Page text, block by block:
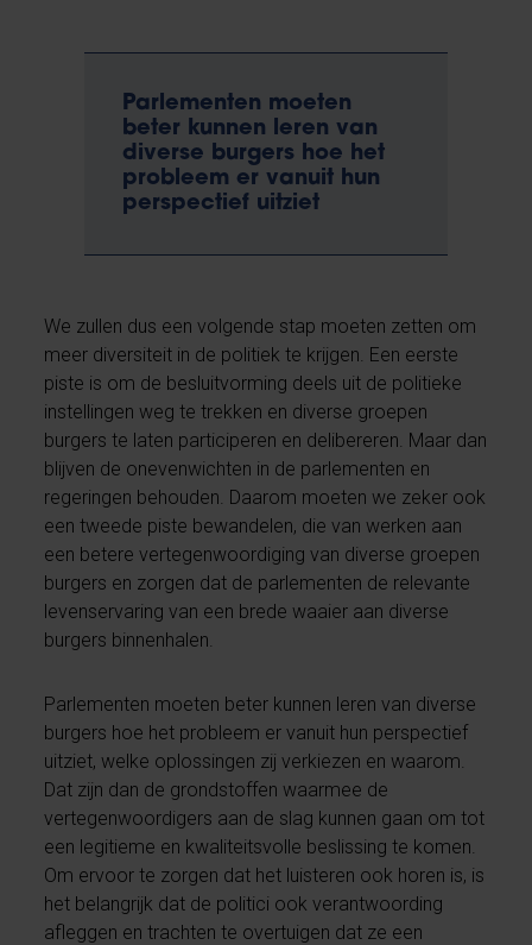
Parlementen moeten
beter kunnen leren van
diverse burgers hoe het
probleem er vanuit hun
perspectief uitziet
We zullen dus een volgende stap moeten zetten om
meer diversiteit in de politiek te krijgen. Een eerste
piste is om de besluitvorming deels uit de politieke
instellingen weg te trekken en diverse groepen
burgers te laten participeren en delibereren. Maar dan
blijven de onevenwichten in de parlementen en
regeringen behouden. Daarom moeten we zeker ook
een tweede piste bewandelen, die van werken aan
een betere vertegenwoordiging van diverse groepen
burgers en zorgen dat de parlementen de relevante
levenservaring van een brede waaier aan diverse
burgers binnenhalen.
Parlementen moeten beter kunnen leren van diverse
burgers hoe het probleem er vanuit hun perspectief
uitziet, welke oplossingen zij verkiezen en waarom.
Dat zijn dan de grondstoffen waarmee de
vertegenwoordigers aan de slag kunnen gaan om tot
een legitieme en kwaliteitsvolle beslissing te komen.
Om ervoor te zorgen dat het luisteren ook horen is, is
het belangrijk dat de politici ook verantwoording
afleggen en trachten te overtuigen dat ze een